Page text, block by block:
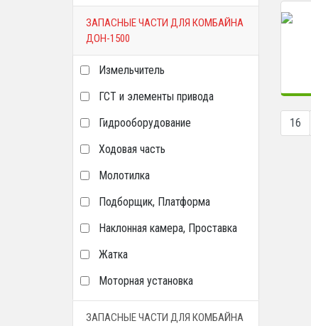
ЗАПАСНЫЕ ЧАСТИ ДЛЯ КОМБАЙНА
ДОН-1500
Измельчитель
ГСТ и элементы привода
Гидрооборудование
Ходовая часть
Молотилка
Подборщик, Платформа
Наклонная камера, Проставка
Жатка
Моторная установка
ЗАПАСНЫЕ ЧАСТИ ДЛЯ КОМБАЙНА
16